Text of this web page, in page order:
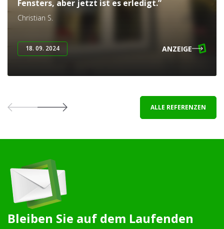
Fensters, aber jetzt ist es erledigt.”
Christian S.
18. 09. 2024 ANZEIGE
ALLE REFERENZEN
Bleiben Sie auf dem Laufenden